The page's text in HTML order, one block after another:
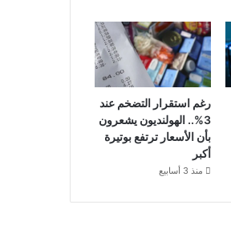
رغم استقرار التضخم عند
3%.. الهولنديون يشعرون
بأن الأسعار ترتفع بوتيرة
أكبر
منذ 3 أسابيع